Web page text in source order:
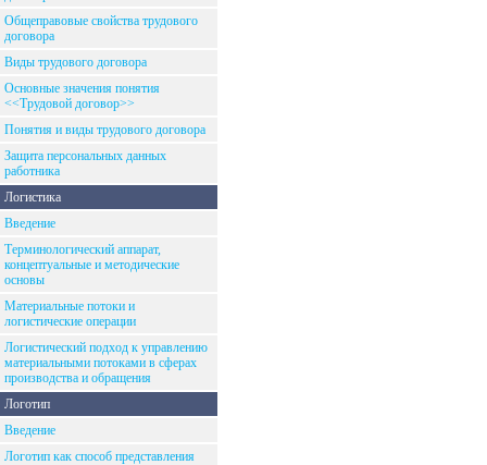
Общеправовые свойства трудового
договора
Виды трудового договора
Основные значения понятия
<<Трудовой договор>>
Понятия и виды трудового договора
Защита персональных данных
работника
Логистика
Введение
Терминологический аппарат,
концептуальные и методические
основы
Материальные потоки и
логистические операции
Логистический подход к управлению
материальными потоками в сферах
производства и обращения
Логотип
Введение
Логотип как способ представления